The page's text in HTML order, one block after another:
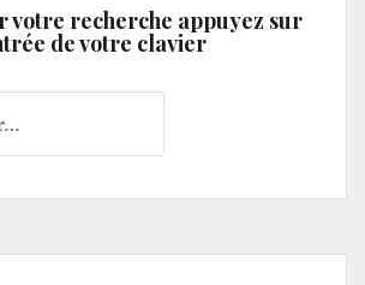
votre recherche appuyez sur
de votre clavier